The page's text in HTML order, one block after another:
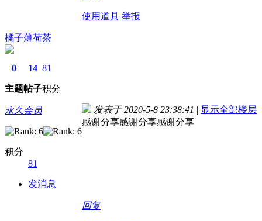
使用道具 举报
橘子薄荷茶
0
主题
14
帖子
81
积分
永久会员
积分
81
发消息
发表于 2020-5-8 23:38:41 | 显示全部楼层
感谢分享感谢分享感谢分享
回复